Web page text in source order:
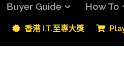
Buyer Guide How To
香港 I.T.至專大獎